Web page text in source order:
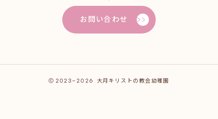
お問い合わせ
2023–2026 大月キリストの教会幼稚園